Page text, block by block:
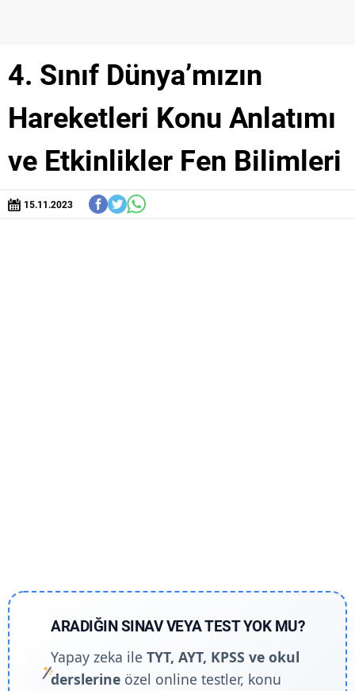
4. Sınıf Dünya’mızın
Hareketleri Konu Anlatımı
ve Etkinlikler Fen Bilimleri
15.11.2023
ARADIĞIN SINAV VEYA TEST YOK MU?
Yapay zeka ileTYT, AYT, KPSS ve okul
derslerine özel online testler, konu